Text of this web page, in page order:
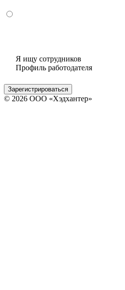
Я ищу сотрудников
Профиль работодателя
Зарегистрироваться
© 2026 ООО «Хэдхантер»